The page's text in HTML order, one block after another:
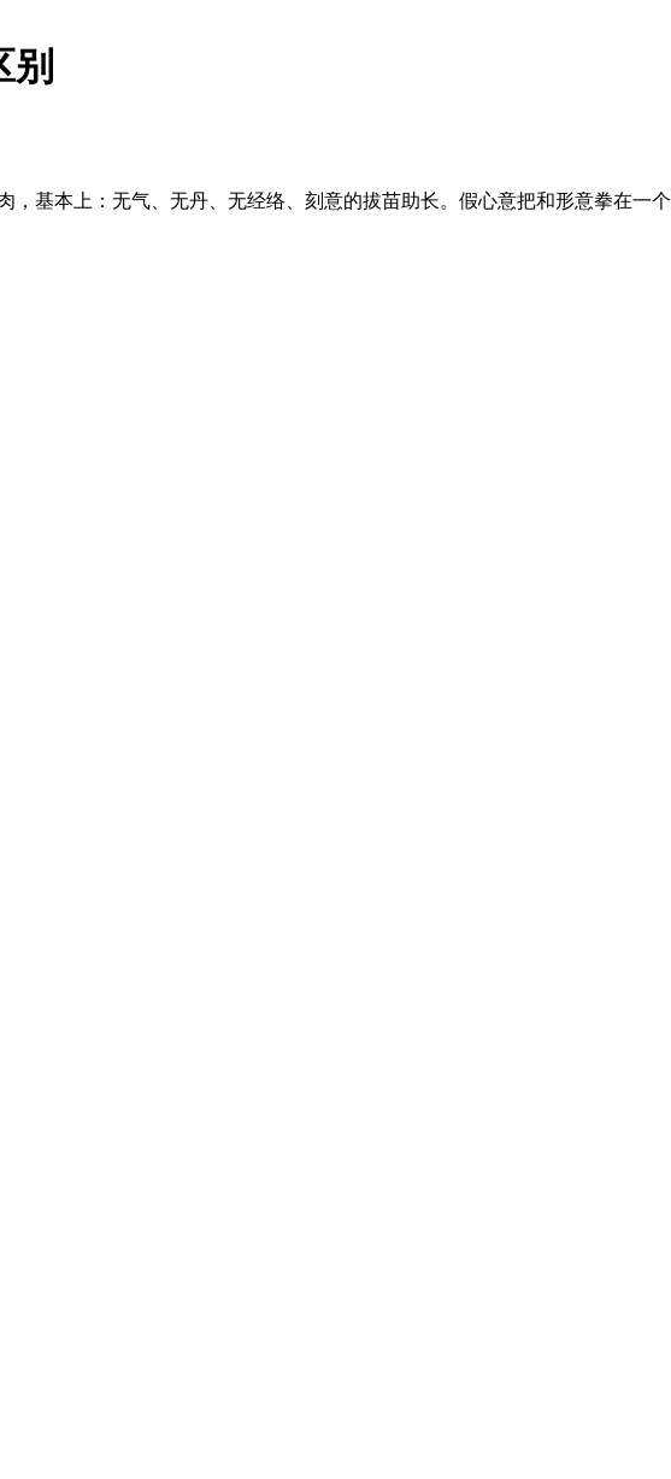
基本上：无气、无丹、无经络、刻意的拔苗助长。假心意把和形意拳在一个